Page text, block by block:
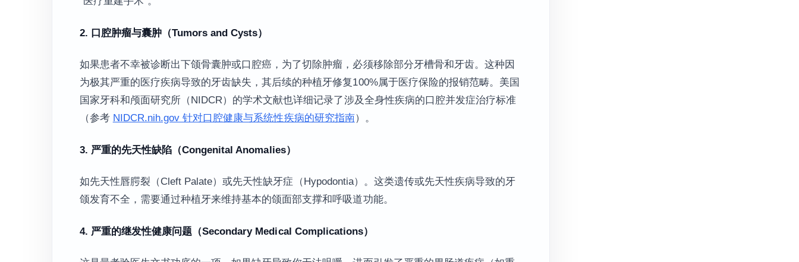
2. 口腔肿瘤与囊肿（Tumors and Cysts）
如果患者不幸被诊断出下颌骨囊肿或口腔癌，为了切除肿瘤，必须移除部分牙槽骨和牙齿。这种因
为极其严重的医疗疾病导致的牙齿缺失，其后续的种植牙修复100%属于医疗保险的报销范畴。美国
国家牙科和颅面研究所（NIDCR）的学术文献也详细记录了涉及全身性疾病的口腔并发症治疗标准
（参考 NIDCR.nih.gov 针对口腔健康与系统性疾病的研究指南）。
3. 严重的先天性缺陷（Congenital Anomalies）
如先天性唇腭裂（Cleft Palate）或先天性缺牙症（Hypodontia）。这类遗传或先天性疾病导致的牙
颌发育不全，需要通过种植牙来维持基本的颌面部支撑和呼吸道功能。
4. 严重的继发性健康问题（Secondary Medical Complications）